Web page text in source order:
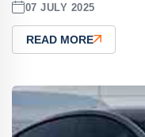
07 JULY 2025
READ MORE